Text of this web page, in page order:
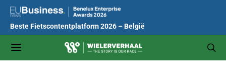
Beste Fietscontentplatform 2026 – België